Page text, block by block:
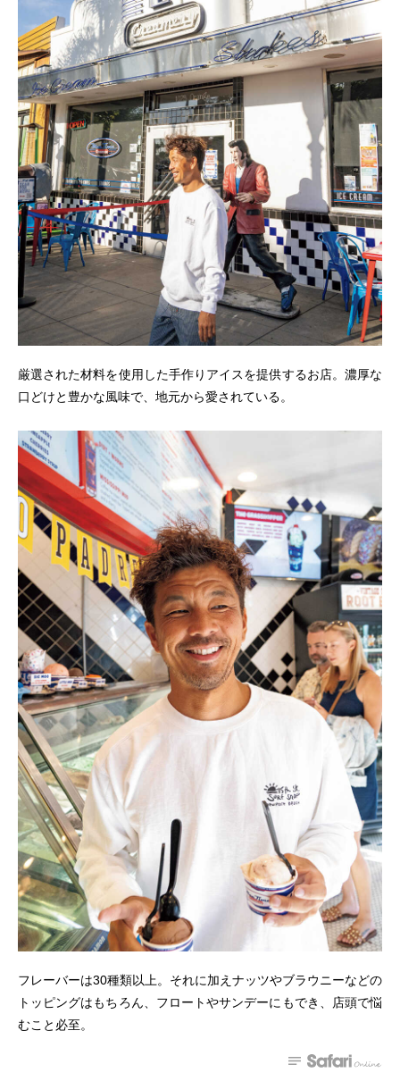
厳選された材料を使用した手作りアイスを提供するお店。濃厚な
口どけと豊かな風味で、地元から愛されている。
フレーバーは30種類以上。それに加えナッツやブラウニーなどの
トッピングはもちろん、フロートやサンデーにもでき、店頭で悩
むこと必至。